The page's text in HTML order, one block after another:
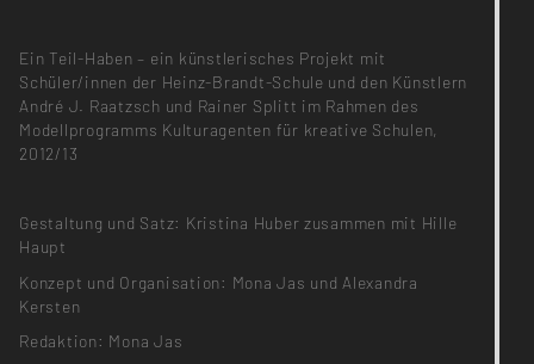
Ein Teil-Haben – ein künstlerisches Projekt mit
Schüler/innen der Heinz-Brandt-Schule und den Künstlern
André J. Raatzsch und Rainer Splitt im Rahmen des
Modellprogramms Kulturagenten für kreative Schulen,
2012/13
Gestaltung und Satz: Kristina Huber zusammen mit Hille
Haupt
Konzept und Organisation: Mona Jas und Alexandra
Kersten
Redaktion: Mona Jas